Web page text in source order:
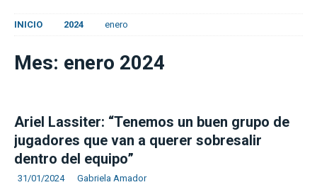
INICIO 2024 enero
Mes: enero 2024
Ariel Lassiter: “Tenemos un buen grupo de
jugadores que van a querer sobresalir
dentro del equipo”
31/01/2024 Gabriela Amador